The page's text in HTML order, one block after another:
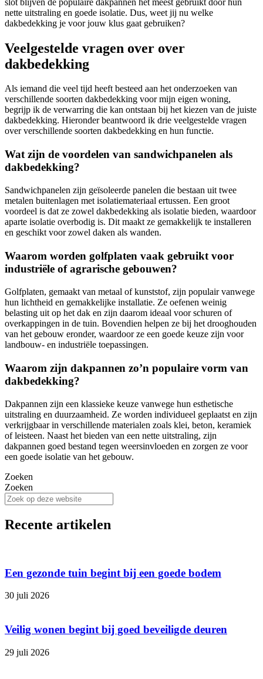
nette uitstraling en goede isolatie. Dus, weet jij nu welke
dakbedekking je voor jouw klus gaat gebruiken?
Veelgestelde vragen over over
dakbedekking
Als iemand die veel tijd heeft besteed aan het onderzoeken van
verschillende soorten dakbedekking voor mijn eigen woning,
begrijp ik de verwarring die kan ontstaan ​​bij het kiezen van de juiste
dakbedekking. Hieronder beantwoord ik drie veelgestelde vragen
over verschillende soorten dakbedekking en hun functie.
Wat zijn de voordelen van sandwichpanelen als
dakbedekking?
Sandwichpanelen zijn geïsoleerde panelen die bestaan uit twee
metalen buitenlagen met isolatiemateriaal ertussen. Een groot
voordeel is dat ze zowel dakbedekking als isolatie bieden, waardoor
aparte isolatie overbodig is. Dit maakt ze gemakkelijk te installeren
en geschikt voor zowel daken als wanden.
Waarom worden golfplaten vaak gebruikt voor
industriële of agrarische gebouwen?
Golfplaten, gemaakt van metaal of kunststof, zijn populair vanwege
hun lichtheid en gemakkelijke installatie. Ze oefenen weinig
belasting uit op het dak en zijn daarom ideaal voor schuren of
overkappingen in de tuin. Bovendien helpen ze bij het drooghouden
van het gebouw eronder, waardoor ze een goede keuze zijn voor
landbouw- en industriële toepassingen.
Waarom zijn dakpannen zo’n populaire vorm van
dakbedekking?
Dakpannen zijn een klassieke keuze vanwege hun esthetische
uitstraling en duurzaamheid. Ze worden individueel geplaatst en zijn
verkrijgbaar in verschillende materialen zoals klei, beton, keramiek
of leisteen. Naast het bieden van een nette uitstraling, zijn
dakpannen goed bestand tegen weersinvloeden en zorgen ze voor
een goede isolatie van het gebouw.
Zoeken
Zoeken
Recente artikelen
Een gezonde tuin begint bij een goede bodem
30 juli 2026
Veilig wonen begint bij goed beveiligde deuren
29 juli 2026